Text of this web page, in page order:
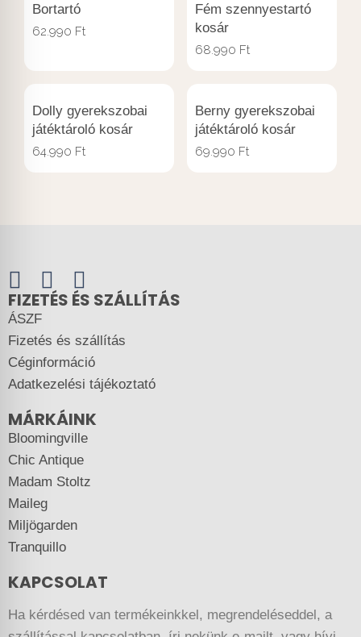
Bortartó
62.990 Ft
Fém szennyestartó
kosár
68.990 Ft
Dolly gyerekszobai
játéktároló kosár
64.990 Ft
Berny gyerekszobai
játéktároló kosár
69.990 Ft
FIZETÉS ÉS SZÁLLÍTÁS
ÁSZF
Fizetés és szállítás
Céginformáció
Adatkezelési tájékoztató
MÁRKÁINK
Bloomingville
Chic Antique
Madam Stoltz
Maileg
Miljögarden
Tranquillo
KAPCSOLAT
Ha kérdésed van termékeinkkel, megrendeléseddel, a